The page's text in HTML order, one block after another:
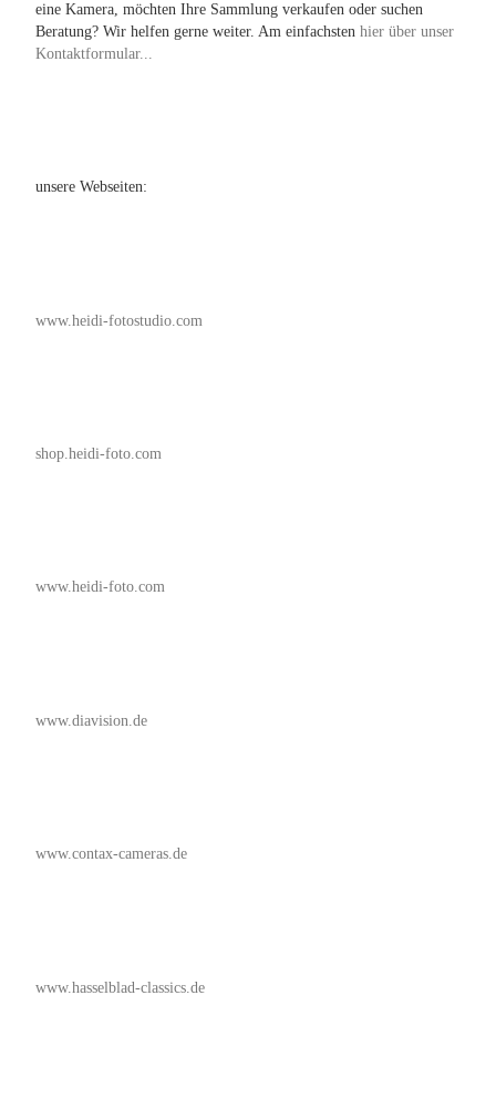
eine Kamera, möchten Ihre Sammlung verkaufen oder suchen
Beratung? Wir helfen gerne weiter. Am einfachsten hier über unser
Kontaktformular...
unsere Webseiten:
www.heidi-fotostudio.com
shop.heidi-foto.com
www.heidi-foto.com
www.diavision.de
www.contax-cameras.de
www.hasselblad-classics.de